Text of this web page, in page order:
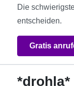
Die
entscheiden.
Gratis
*drohla*